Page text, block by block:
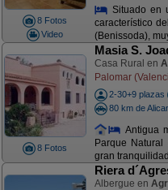
8 Fotos
Video
Situado en
característico
(Benissoda),
8 Fotos
Masia S.
Casa Rural en
Palomar
2-30+9 plazas
80 km de
Antigua
Parque
gran
Riera
Albergue en